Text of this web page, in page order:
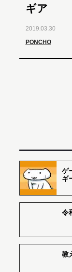
ギア
2019.03.30
PONCHO
ゲ
ギ
令
教